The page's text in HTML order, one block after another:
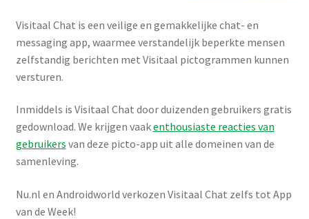
Visitaal Chat is een veilige en gemakkelijke chat- en
messaging app, waarmee verstandelijk beperkte mensen
zelfstandig berichten met Visitaal pictogrammen kunnen
versturen.
Inmiddels is Visitaal Chat door duizenden gebruikers gratis
gedownload. We krijgen vaakenthousiaste reacties van
gebruikers van deze picto-app uit alle domeinen van de
samenleving.
Nu.nl en Androidworld verkozen Visitaal Chat zelfs tot App
van de Week!